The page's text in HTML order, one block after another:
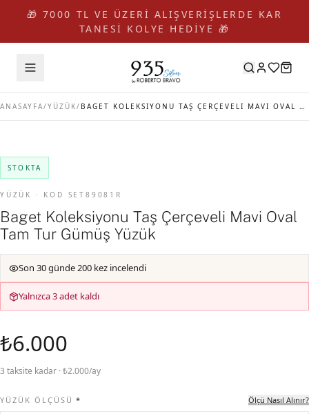
🎁 7000 TL VE ÜZERİ ALIŞVERİŞLERDE KAR
TANESİ KOLYE HEDİYE 🎁
ANASAYFA/YÜZÜK/ BAGET KOLEKSIYONU TAŞ ÇERÇEVELI MAVI OVAL TAM TUR GÜMÜŞ YÜZÜK
STOKTA
YÜZÜK · KOD SET89081R
Baget Koleksiyonu Taş Çerçeveli Mavi Oval
Tam Tur Gümüş Yüzük
Son 30 günde 200 kez incelendi
Yalnızca 3 adet kaldı
₺6.000
3 taksite kadar · ₺2.000/ay
YÜZÜK ÖLÇÜSÜ * Ölçü Nasıl Alınır?